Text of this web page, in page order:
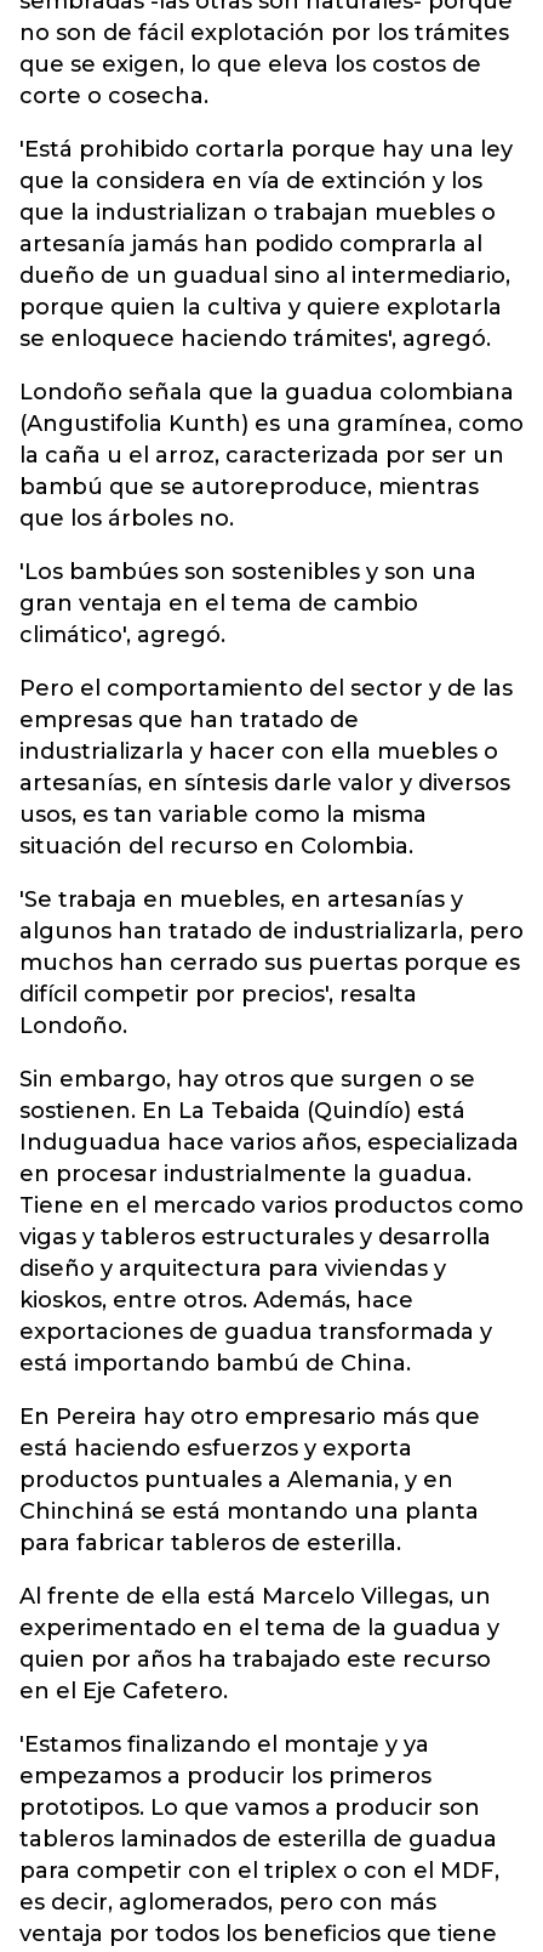
no son de fácil explotación por los trámites
que se exigen, lo que eleva los costos de
corte o cosecha.
'Está prohibido cortarla porque hay una ley
que la considera en vía de extinción y los
que la industrializan o trabajan muebles o
artesanía jamás han podido comprarla al
dueño de un guadual sino al intermediario,
porque quien la cultiva y quiere explotarla
se enloquece haciendo trámites', agregó.
Londoño señala que la guadua colombiana
(Angustifolia Kunth) es una gramínea, como
la caña u el arroz, caracterizada por ser un
bambú que se autoreproduce, mientras
que los árboles no.
'Los bambúes son sostenibles y son una
gran ventaja en el tema de cambio
climático', agregó.
Pero el comportamiento del sector y de las
empresas que han tratado de
industrializarla y hacer con ella muebles o
artesanías, en síntesis darle valor y diversos
usos, es tan variable como la misma
situación del recurso en Colombia.
'Se trabaja en muebles, en artesanías y
algunos han tratado de industrializarla, pero
muchos han cerrado sus puertas porque es
difícil competir por precios', resalta
Londoño.
Sin embargo, hay otros que surgen o se
sostienen. En La Tebaida (Quindío) está
Induguadua hace varios años, especializada
en procesar industrialmente la guadua.
Tiene en el mercado varios productos como
vigas y tableros estructurales y desarrolla
diseño y arquitectura para viviendas y
kioskos, entre otros. Además, hace
exportaciones de guadua transformada y
está importando bambú de China.
En Pereira hay otro empresario más que
está haciendo esfuerzos y exporta
productos puntuales a Alemania, y en
Chinchiná se está montando una planta
para fabricar tableros de esterilla.
Al frente de ella está Marcelo Villegas, un
experimentado en el tema de la guadua y
quien por años ha trabajado este recurso
en el Eje Cafetero.
'Estamos finalizando el montaje y ya
empezamos a producir los primeros
prototipos. Lo que vamos a producir son
tableros laminados de esterilla de guadua
para competir con el triplex o con el MDF,
es decir, aglomerados, pero con más
ventaja por todos los beneficios que tiene